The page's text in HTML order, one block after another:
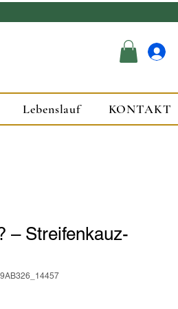
Lebenslauf KONTAKT
– Streifenkauz-